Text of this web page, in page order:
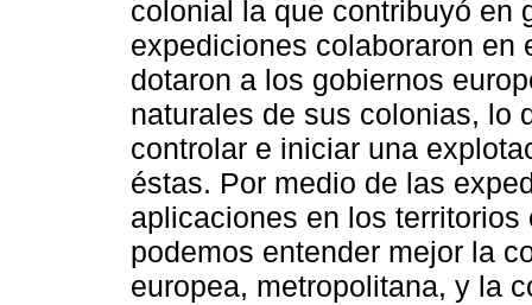
colonial la que contribuyó en
expediciones colaboraron en
dotaron a los gobiernos
naturales de sus colonias, lo
controlar e iniciar una
éstas. Por medio de las
aplicaciones en los
podemos entender mejor la
europea, metropolitana, y la